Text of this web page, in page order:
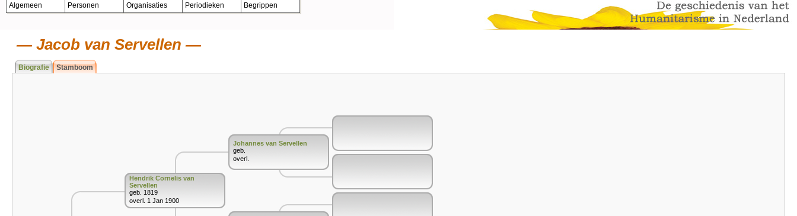
Algemeen Personen Organisaties Periodieken Begrippen
Jacob van Servellen
Biografie Stamboom
Hendrik Cornelis van
Servellen
geb. 1819
overl. 1 Jan 1900
Johannes van Servellen
geb.
overl.